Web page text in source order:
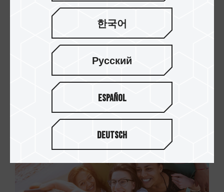
高速读写效能
让您轻松拍摄 Full HD 影片及照片，抓住每一刻精彩
한국어
Русский
Español
Deutsch